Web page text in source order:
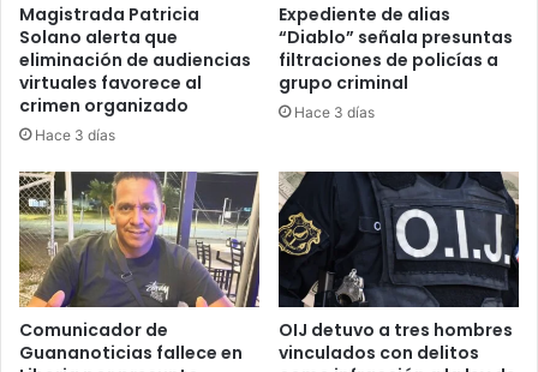
Magistrada Patricia
Solano alerta que
eliminación de audiencias
virtuales favorece al
crimen organizado
Hace 3 días
Expediente de alias
“Diablo” señala presuntas
filtraciones de policías a
grupo criminal
Hace 3 días
Comunicador de
Guananoticias fallece en
OIJ detuvo a tres hombres
vinculados con delitos